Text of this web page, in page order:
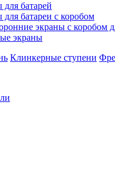
батарей
батареи с коробом
экраны с коробом
экраны
Клинкерные ступени